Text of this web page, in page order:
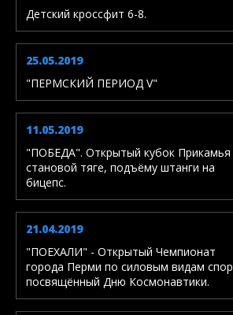
Детский кроссфит 6-8.
25.05.2019
"ПЕРМСКИЙ ПЕРИОД V"
11.05.2019
"ПОБЕДА". Открытый кубок Прикамья
становой тяге, подъёму штанги на
бицепс.
21.04.2019
"ПОЕХАЛИ" - Открытый Чемпионат
города Перми по силовым видам
посвящённый Дню Космонавтики.